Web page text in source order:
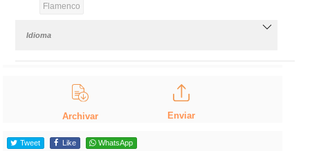
Flamenco
Idioma
Archivar Enviar
Tweet Like WhatsApp